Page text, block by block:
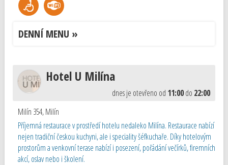
DENNÍ MENU »
Hotel U Milína
dnes je otevřeno od 11:00do 22:00
Milín 354,Milín
Příjemná restaurace v prostředí hotelu nedaleko Milína. Restaurace nabízí
nejen tradiční českou kuchyni, ale i speciality šéfkuchaře. Díky hotelovým
prostorům a venkovní terase nabízí i posezení, pořádání večírků, firemních
akcí, oslav nebo i školení.